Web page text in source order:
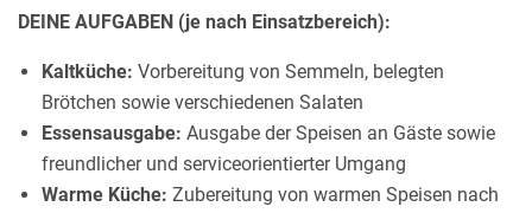
DEINE AUFGABEN (je nach Einsatzbereich):
Kaltküche: Vorbereitung von Semmeln, belegten
Brötchen sowie verschiedenen Salaten
Essensausgabe: Ausgabe der Speisen an Gäste sowie
freundlicher und serviceorientierter Umgang
Warme Küche: Zubereitung von warmen Speisen nach